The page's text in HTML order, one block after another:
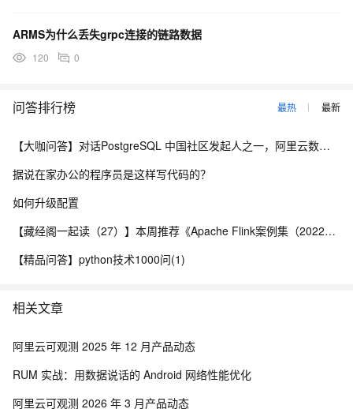
ARMS为什么丢失grpc连接的链路数据
120 0
问答排行榜 最热 最新
【大咖问答】对话PostgreSQL 中国社区发起人之一，阿里云数据库高级专家 德哥
据说在家办公的程序员是这样写代码的？
如何升级配置
【藏经阁一起读（27）】本周推荐《Apache Flink案例集（2022版）》，你有哪些心得？
【精品问答】python技术1000问(1)
相关文章
阿里云可观测 2025 年 12 月产品动态
RUM 实战：用数据说话的 Android 网络性能优化
阿里云可观测 2026 年 3 月产品动态